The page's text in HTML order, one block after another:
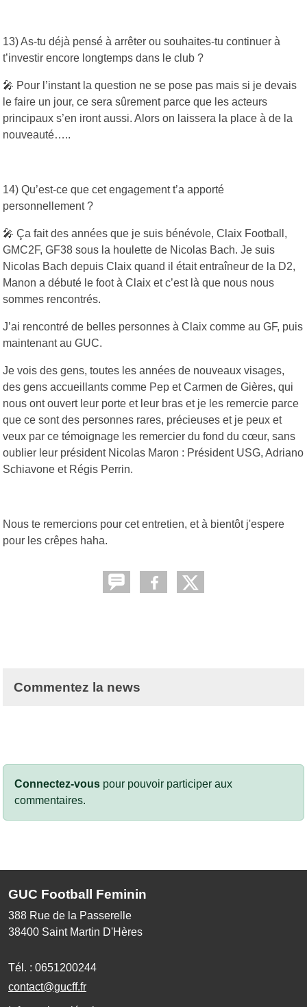
13) As-tu déjà pensé à arrêter ou souhaites-tu continuer à
t’investir encore longtemps dans le club ?
🎤 Pour l’instant la question ne se pose pas mais si je devais
le faire un jour, ce sera sûrement parce que les acteurs
principaux s’en iront aussi. Alors on laissera la place à de la
nouveauté…..
14) Qu’est-ce que cet engagement t’a apporté
personnellement ?
🎤 Ça fait des années que je suis bénévole, Claix Football,
GMC2F, GF38 sous la houlette de Nicolas Bach. Je suis
Nicolas Bach depuis Claix quand il était entraîneur de la D2,
Manon a débuté le foot à Claix et c’est là que nous nous
sommes rencontrés.
J’ai rencontré de belles personnes à Claix comme au GF, puis
maintenant au GUC.
Je vois des gens, toutes les années de nouveaux visages,
des gens accueillants comme Pep et Carmen de Gières, qui
nous ont ouvert leur porte et leur bras et je les remercie parce
que ce sont des personnes rares, précieuses et je peux et
veux par ce témoignage les remercier du fond du cœur, sans
oublier leur président Nicolas Maron : Président USG, Adriano
Schiavone et Régis Perrin.
Nous te remercions pour cet entretien, et à bientôt j'espere
pour les crêpes haha.
Commentez la news
Connectez-vous pour pouvoir participer aux
commentaires.
GUC Football Feminin
388 Rue de la Passerelle
38400 Saint Martin D'Hères
Tél. : 0651200244
contact@gucff.fr